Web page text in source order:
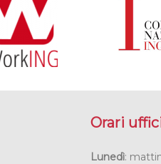
Orari
Lunedì: